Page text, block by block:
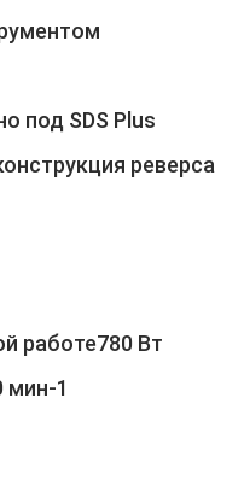
под SDS Plus
реверса
работе780 Вт
мин-1